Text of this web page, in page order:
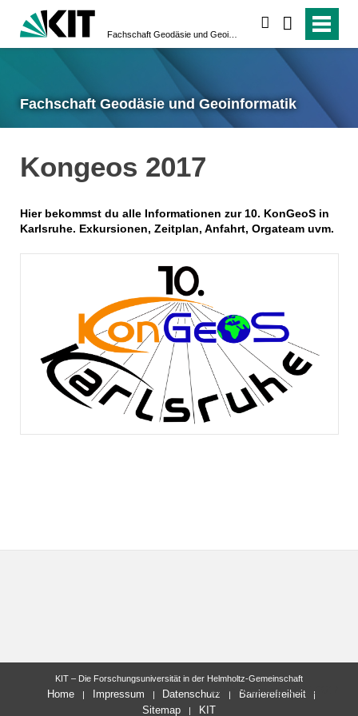
Fachschaft Geodäsie und Geoinformatik
Kongeos 2017
Hier bekommst du alle Informationen zur 10. KonGeoS in
Karlsruhe. Exkursionen, Zeitplan, Anfahrt, Orgateam uvm.
letzte Änderung: 09.11.2017
KIT – Die Forschungsuniversität in der Helmholtz-Gemeinschaft
Home Impressum Datenschutz
Barrierefreiheit
Sitemap
KIT